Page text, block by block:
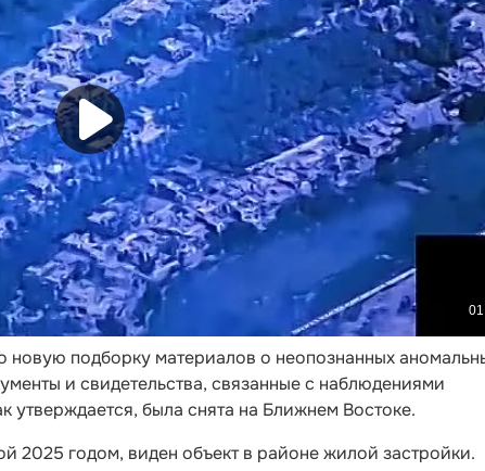
подборку материалов о неопознанных
и свидетельства, связанные с наблюдениями
утверждается, была снята на Ближнем Востоке.
2025 годом, виден объект в районе жилой застройки.